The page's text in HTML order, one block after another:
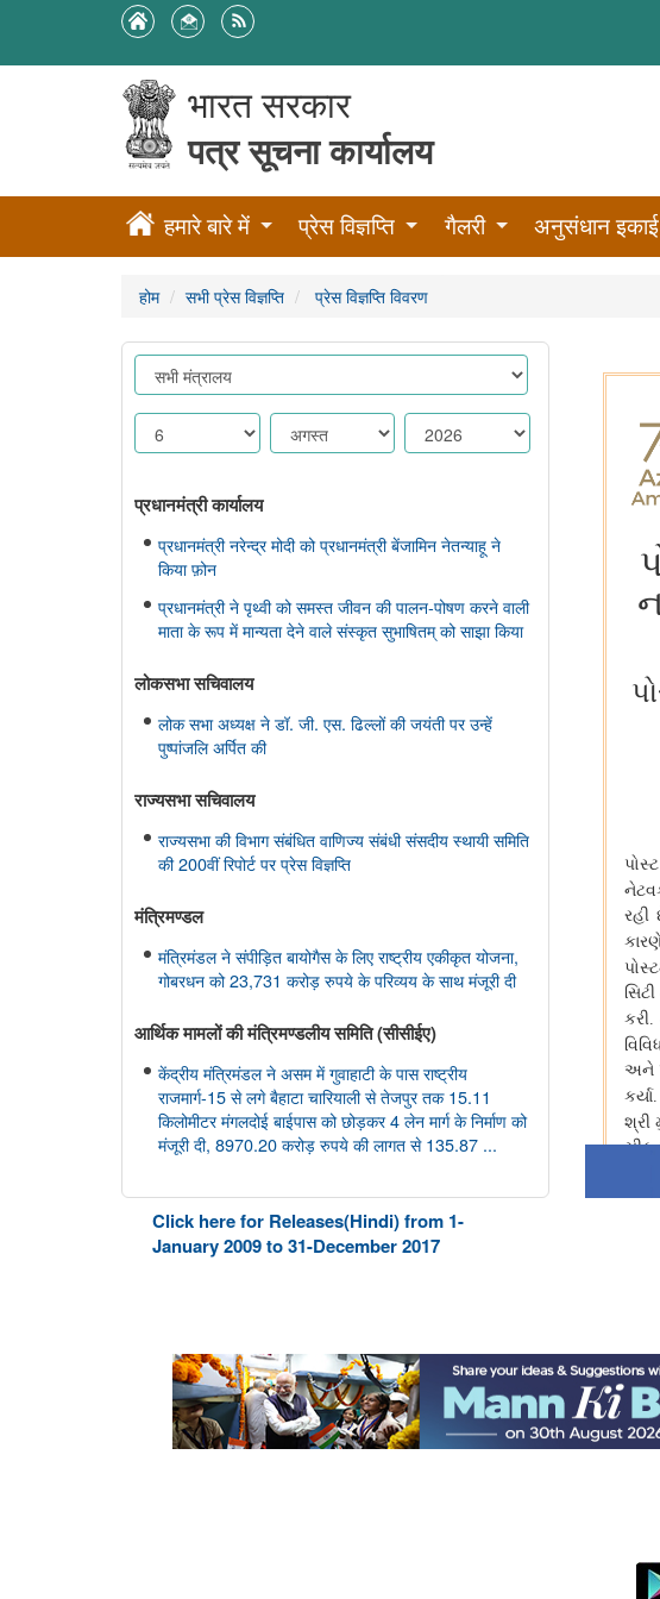
भारत सरकार
पत्र सूचना कार्यालय
हमारे बारे में प्रेस विज्ञप्ति गैलरी अनुसंधान इकाई
होम सभी प्रेस विज्ञप्ति प्रेस विज्ञप्ति विवरण
प्रधानमंत्री कार्यालय
प्रधानमंत्री नरेन्द्र मोदी को प्रधानमंत्री बेंजामिन नेतन्याहू ने
किया फ़ोन
प्रधानमंत्री ने पृथ्वी को समस्त जीवन की पालन-पोषण करने वाली
माता के रूप में मान्यता देने वाले संस्कृत सुभाषितम् को साझा किया
लोकसभा सचिवालय
लोक सभा अध्यक्ष ने डॉ. जी. एस. ढिल्लों की जयंती पर उन्हें
पुष्पांजलि अर्पित की
राज्यसभा सचिवालय
राज्यसभा की विभाग संबंधित वाणिज्य संबंधी संसदीय स्थायी समिति
की 200वीं रिपोर्ट पर प्रेस विज्ञप्ति
मंत्रिमण्‍डल
मंत्रिमंडल ने संपीड़ित बायोगैस के लिए राष्ट्रीय एकीकृत योजना,
गोबरधन को 23,731 करोड़ रुपये के परिव्यय के साथ मंजूरी दी
आर्थिक मामलों की मंत्रिमण्‍डलीय समिति (सीसीईए)
केंद्रीय मंत्रिमंडल ने असम में गुवाहाटी के पास राष्ट्रीय
राजमार्ग-15 से लगे बैहाटा चारियाली से तेजपुर तक 15.11
किलोमीटर मंगलदोई बाईपास को छोड़कर 4 लेन मार्ग के निर्माण को
मंजूरी दी, 8970.20 करोड़ रुपये की लागत से 135.87 ...
आयुष
केंद्रीय आयुष मंत्री श्री प्रतापराव जाधव ने सीसीआरएएस की
27वीं शासी निकाय बैठक की अध्यक्षता की
डॉ. जितेंद्र सिंह ने राज्यसभा को गगनयान मिशन और भारत के
मानव अंतरिक्ष अन्वेषण रोडमैप की प्रमुख उपलब्धियों की जानकारी
संसद प्रश्न: वैश्विक प्रक्षेपण बाजार में भारत की स्थिति
Click here for Releases(Hindi) from 1-
January 2009 to 31-December 2017